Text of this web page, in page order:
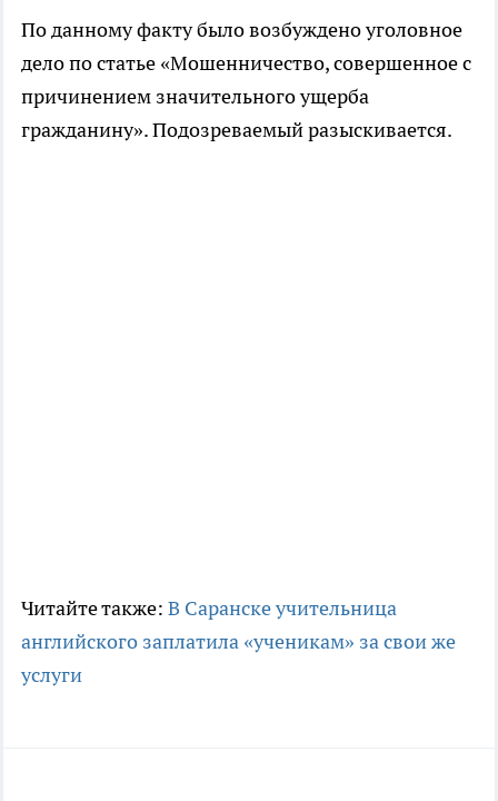
По данному факту было возбуждено уголовное
дело по статье «Мошенничество, совершенное с
причинением значительного ущерба
гражданину». Подозреваемый разыскивается.
Читайте также: В Саранске учительница
английского заплатила «ученикам» за свои же
услуги